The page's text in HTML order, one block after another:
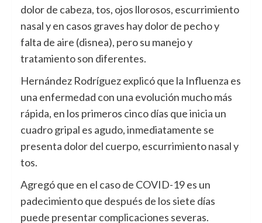
dolor de cabeza, tos, ojos llorosos, escurrimiento
nasal y en casos graves hay dolor de pecho y
falta de aire (disnea), pero su manejo y
tratamiento son diferentes.
Hernández Rodríguez explicó que la Influenza es
una enfermedad con una evolución mucho más
rápida, en los primeros cinco días que inicia un
cuadro gripal es agudo, inmediatamente se
presenta dolor del cuerpo, escurrimiento nasal y
tos.
Agregó que en el caso de COVID-19 es un
padecimiento que después de los siete días
puede presentar complicaciones severas.